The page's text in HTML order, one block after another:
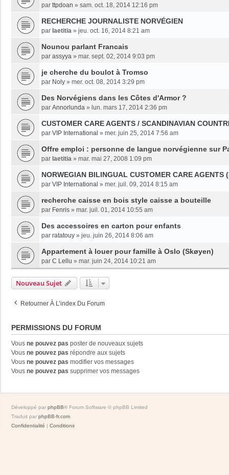
par ttpdoan » sam. oct. 18, 2014 12:16 pm
RECHERCHE JOURNALISTE NORVÉGIEN
par laetitia » jeu. oct. 16, 2014 8:21 am
Nounou parlant Francais
par assyya » mar. sept. 02, 2014 9:03 pm
je cherche du boulot à Tromso
par Noly » mer. oct. 08, 2014 3:29 pm
Des Norvégiens dans les Côtes d'Armor ?
par Annorlunda » lun. mars 17, 2014 2:36 pm
CUSTOMER CARE AGENTS / SCANDINAVIAN
par VIP International » mer. juin 25, 2014 7:56 am
Offre emploi : personne de langue norvégienne sur
par laetitia » mar. mai 27, 2008 1:09 pm
NORWEGIAN BILINGUAL CUSTOMER CARE AGENTS
par VIP International » mer. juil. 09, 2014 8:15 am
recherche caisse en bois style caisse a bouteille
par Fenris » mar. juil. 01, 2014 10:55 am
Des accessoires en carton pour enfants
par ratatouy » jeu. juin 26, 2014 8:06 am
Appartement à louer pour famille à Oslo (Skøyen)
par C Lellu » mar. juin 24, 2014 10:21 am
Nouveau Sujet
Retourner À L’index Du Forum
PERMISSIONS DU FORUM
Vous ne pouvez pas poster de nouveaux sujets
Vous ne pouvez pas répondre aux sujets
Vous ne pouvez pas modifier vos messages
Vous ne pouvez pas supprimer vos messages
Développé par phpBB® Forum Software © phpBB Limited
Traduit par phpBB-fr.com
Confidentialité | Conditions